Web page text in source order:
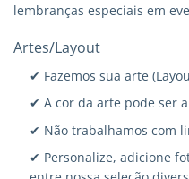
lembranças especiais em
Artes/Layout
✔ Fazemos sua arte
✔ A cor da arte pode ser
✔ Não trabalhamos com
✔ Personalize, adicione